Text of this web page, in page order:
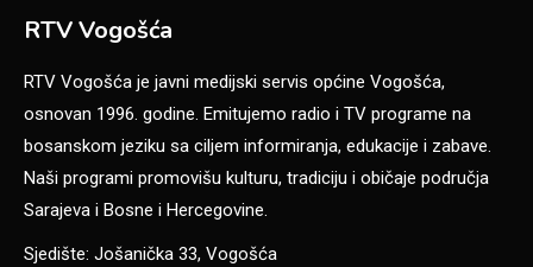
RTV Vogošća
RTV Vogošća je javni medijski servis općine Vogošća,
osnovan 1996. godine. Emitujemo radio i TV programe na
bosanskom jeziku sa ciljem informiranja, edukacije i zabave.
Naši programi promovišu kulturu, tradiciju i običaje područja
Sarajeva i Bosne i Hercegovine.
Sjedište: Jošanička 33, Vogošća